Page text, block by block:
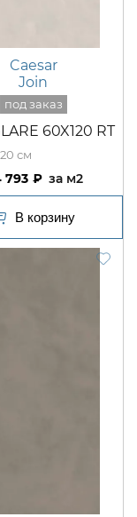
Caesar
Join
60X120 RT
793 м2